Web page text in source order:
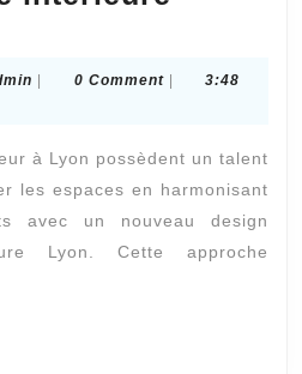
Admin0 Comment
3:48
à Lyon possèdent un talent
les espaces en harmonisant
avec un nouveau design
Lyon. Cette approche